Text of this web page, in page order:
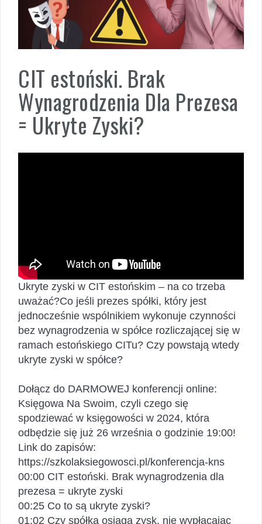
CIT estoński. Brak
Wynagrodzenia Dla Prezesa
= Ukryte Zyski?
Ukryte zyski w CIT estońskim – na co trzeba
uważać?Co jeśli prezes spółki, który jest
jednocześnie wspólnikiem wykonuje czynności
bez wynagrodzenia w spółce rozliczającej się w
ramach estońskiego CITu? Czy powstają wtedy
ukryte zyski w spółce?
Dołącz do DARMOWEJ konferencji online:
Księgowa Na Swoim, czyli czego się
spodziewać w księgowości w 2024, która
odbędzie się już 26 września o godzinie 19:00!
Link do zapisów:
https://szkolaksiegowosci.pl/konferencja-kns
00:00 CIT estoński. Brak wynagrodzenia dla
prezesa = ukryte zyski
00:25 Co to są ukryte zyski?
01:02 Czy spółka osiąga zysk, nie wypłacając